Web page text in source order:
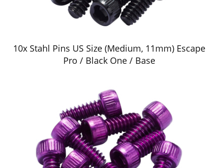
10x Stahl Pins US Size (Medium, 11mm) Escape
Pro / Black One / Base